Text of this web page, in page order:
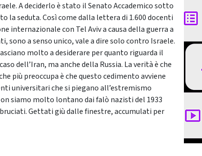
A deciderlo è stato il Senato Accademico sotto
seduta. Così come dalla lettera di 1.600 docenti
internazionale con Tel Aviv a causa della guerra a
sono a senso unico, vale a dire solo contro Israele.
molto a desiderare per quanto riguarda il
dell’Iran, ma anche della Russia. La verità è che
più preoccupa è che questo cedimento avviene
universitari che si piegano all’estremismo
siamo molto lontano dai falò nazisti del 1933
Gettati giù dalle finestre, accumulati per